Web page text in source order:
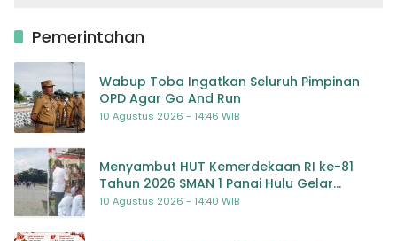
Pemerintahan
Wabup Toba Ingatkan Seluruh Pimpinan
OPD Agar Go And Run
10 Agustus 2026 - 14:46 WIB
Menyambut HUT Kemerdekaan RI ke-81
Tahun 2026 SMAN 1 Panai Hulu Gelar
Beragam Lomba Meriah
10 Agustus 2026 - 14:40 WIB